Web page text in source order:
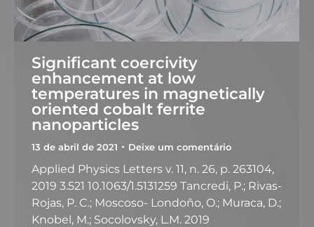
Significant coercivity
enhancement at low
temperatures in magnetically
oriented cobalt ferrite
nanoparticles
13 de abril de 2021 Deixe um comentário
Applied Physics Letters v. 11, n. 26, p. 263104,
2019 3.521 10.1063/1.5131259 Tancredi, P.; Rivas-
Rojas, P. C.; Moscoso- Londoño, O.; Muraca, D.;
Knobel, M.; Socolovsky, L.M. 2019